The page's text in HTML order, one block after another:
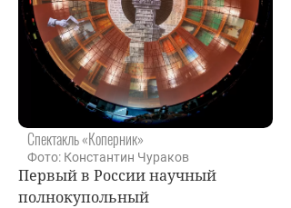
Спектакль «Коперник»
Фото: Константин Чураков
Первый в России научный
полнокупольный